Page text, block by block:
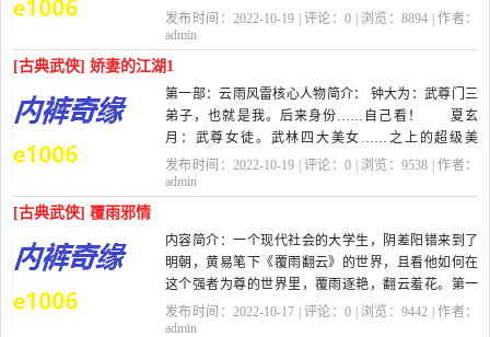
柄，再飘飞起来。 看来月儿只有这...
发布时间：2022-10-19 | 评论：0 | 浏览：8894 | 作者：
admin
[古典武侠] 娇妻的江湖1
第一部：云雨风雷核心人物简介： 钟大为：武尊门三
弟子，也就是我。后来身份……自己看！ 夏玄
月：武尊女徒。武林四大美女……之上的超级美
女…… 武尊：名字不知道，似乎复姓独...
发布时间：2022-10-19 | 评论：0 | 浏览：9538 | 作者：
admin
[古典武侠] 覆雨邪情
内容简介：一个现代社会的大学生，阴差阳错来到了
明朝，黄易笔下《覆雨翻云》的世界，且看他如何在
这个强者为尊的世界里，覆雨逐艳，翻云羞花。第一
卷 回到明朝第001章 覆雨翻云 夜...
发布时间：2022-10-17 | 评论：0 | 浏览：9442 | 作者：
admin